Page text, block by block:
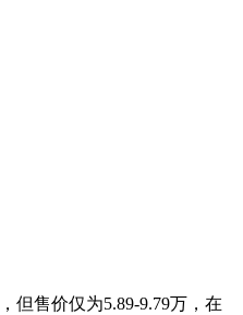
，但售价仅为5.89-9.79万，在